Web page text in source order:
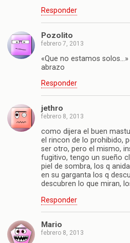
Responder
Pozolito
febrero 7, 2013
«Que no estamos
abrazo
Responder
jethro
febrero 8, 2013
como dijera el buen
el rincon de lo prohibido,
ser otro, pero el mismo,
fugitivo, tengo un sueño
piel de sombra, los q
en su garganta los q
descubren lo que miran,
Responder
Mario
febrero 8, 2013